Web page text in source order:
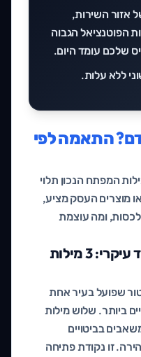
אזור השירות,
הפוטנציאל הגבוה
שלכם עומד היום.
ללא עלות.
התאמה לפי
המפתח הנכון תלוי
מוצרים העסק מציע,
לכסות, ומה עוצמת
עסק ממוקד עם שירות אחד עיקרי: 3 מילות
שפועל בעיר אחת
ביותר. שלוש מילות
בביטויים
זו נקודת פתיחה